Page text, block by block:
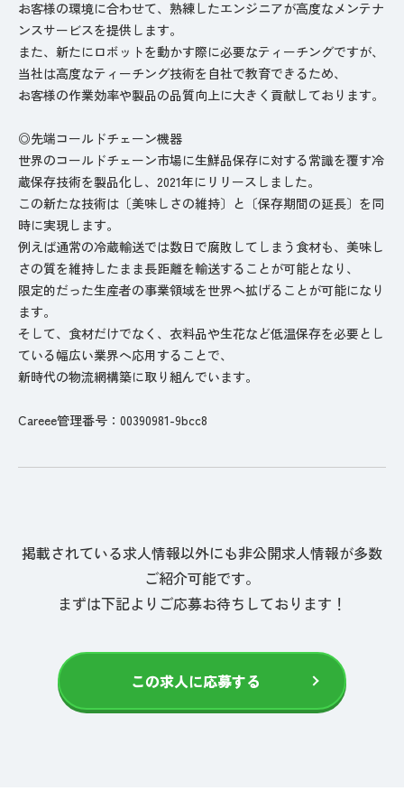
お客様の環境に合わせて、熟練したエンジニアが高度なメンテナ
ンスサービスを提供します。
また、新たにロボットを動かす際に必要なティーチングですが、
当社は高度なティーチング技術を自社で教育できるため、
お客様の作業効率や製品の品質向上に大きく貢献しております。
◎先端コールドチェーン機器
世界のコールドチェーン市場に生鮮品保存に対する常識を覆す冷
蔵保存技術を製品化し、2021年にリリースしました。
この新たな技術は〔美味しさの維持〕と〔保存期間の延長〕を同
時に実現します。
例えば通常の冷蔵輸送では数日で腐敗してしまう食材も、美味し
さの質を維持したまま長距離を輸送することが可能となり、
限定的だった生産者の事業領域を世界へ拡げることが可能になり
ます。
そして、食材だけでなく、衣料品や生花など低温保存を必要とし
ている幅広い業界へ応用することで、
新時代の物流網構築に取り組んでいます。
Careee管理番号：00390981-9bcc8
掲載されている求人情報以外にも非公開求人情報が多数
ご紹介可能です。
まずは下記よりご応募お待ちしております！
この求人に応募する